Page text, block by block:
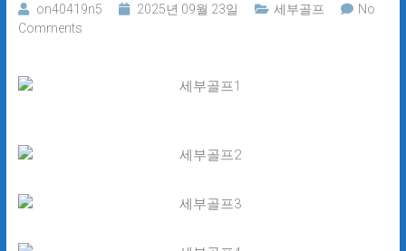
상
담
on40419n5 2025년 09월 23일 세부골프
No
Comments